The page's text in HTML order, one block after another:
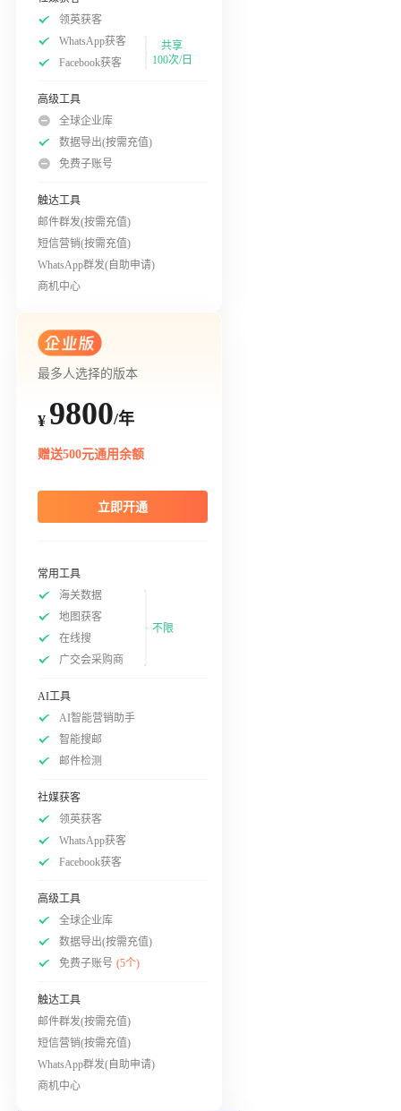
领英获客
WhatsApp获客
Facebook获客
共享
100次/日
高级工具
全球企业库
数据导出(按需充值)
免费子账号
触达工具
邮件群发(按需充值)
短信营销(按需充值)
WhatsApp群发(自助申请)
商机中心
最多人选择的版本
¥ 9800/年
赠送500元通用余额
立即开通
常用工具
海关数据
地图获客
在线搜
广交会采购商
不限
AI工具
AI智能营销助手
智能搜邮
邮件检测
社媒获客
领英获客
WhatsApp获客
Facebook获客
高级工具
全球企业库
数据导出(按需充值)
免费子账号 (5个)
触达工具
邮件群发(按需充值)
短信营销(按需充值)
WhatsApp群发(自助申请)
商机中心